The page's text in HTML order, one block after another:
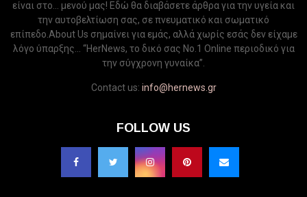
είναι στο... μενού μας! Εδώ θα διαβάσετε άρθρα για την υγεία και
την αυτοβελτίωση σας, σε πνευματικό και σωματικό
επίπεδο.About Us σημαίνει για εμάς, αλλά χωρίς εσάς δεν είχαμε
λόγο ύπαρξης... “HerNews, το δικό σας Νo.1 Online περιοδικό για
την σύγχρονη γυναίκα”.
Contact us: info@hernews.gr
FOLLOW US